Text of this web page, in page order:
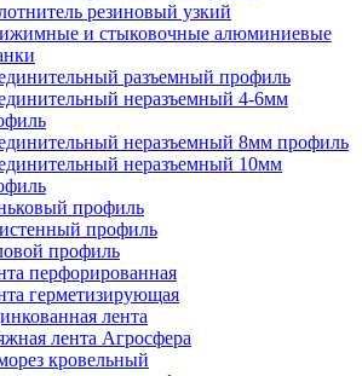
резиновый узкий
и стыковочные алюминиевые
разъемный профиль
неразъемный 4-6мм
неразъемный 8мм профиль
неразъемный 10мм
профиль
профиль
профиль
перфорированная
герметизирующая
лента
лента Агросфера
кровельный